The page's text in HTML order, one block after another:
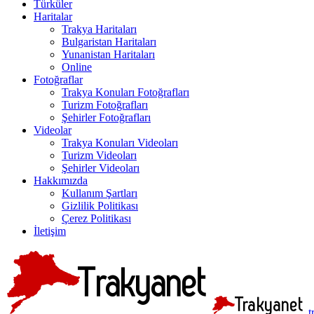
Türküler
Haritalar
Trakya Haritaları
Bulgaristan Haritaları
Yunanistan Haritaları
Online
Fotoğraflar
Trakya Konuları Fotoğrafları
Turizm Fotoğrafları
Şehirler Fotoğrafları
Videolar
Trakya Konuları Videoları
Turizm Videoları
Şehirler Videoları
Hakkımızda
Kullanım Şartları
Gizlilik Politikası
Çerez Politikası
İletişim